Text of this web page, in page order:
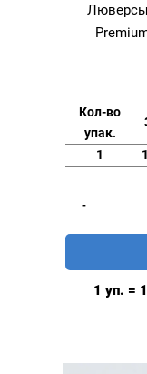
Кол-во
упак.
1
-
1 уп. =